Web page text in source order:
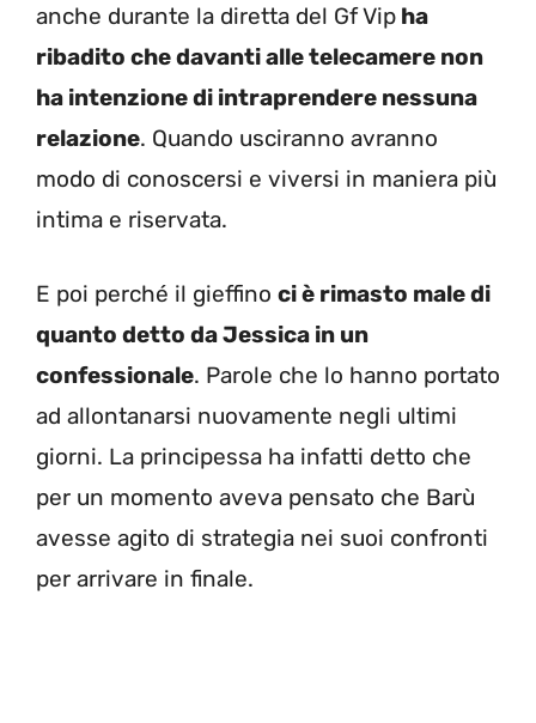
anche durante la diretta del Gf Vip ha
ribadito che davanti alle telecamere non
ha intenzione di intraprendere nessuna
relazione. Quando usciranno avranno
modo di conoscersi e viversi in maniera più
intima e riservata.
E poi perché il gieffino ci è rimasto male di
quanto detto da Jessica in un
confessionale. Parole che lo hanno portato
ad allontanarsi nuovamente negli ultimi
giorni. La principessa ha infatti detto che
per un momento aveva pensato che Barù
avesse agito di strategia nei suoi confronti
per arrivare in finale.